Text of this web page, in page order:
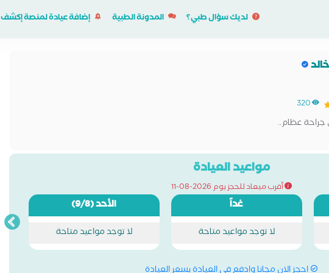
لديك سؤال طبي؟ المدونة الطبية إضافة عيادة لمنصة إكشف
320
عظام..
مواعيد العيادة
أقرب ميعاد للحجز يوم 2026-08-11
غداً
لا توجد مواعيد متاحة
الأحد(9/8)
لا توجد مواعيد متاحة